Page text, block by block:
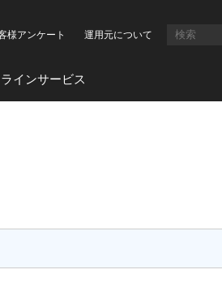
様アンケート 運用元について
インサービス